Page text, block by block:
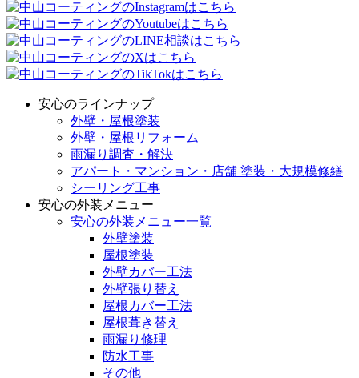
安心のラインナップ
外壁・屋根塗装
外壁・屋根リフォーム
雨漏り調査・解決
アパート・マンション・店舗 塗装・大規模修繕
シーリング工事
安心の外装メニュー
安心の外装メニュー一覧
外壁塗装
屋根塗装
外壁カバー工法
外壁張り替え
屋根カバー工法
屋根葺き替え
雨漏り修理
防水工事
その他